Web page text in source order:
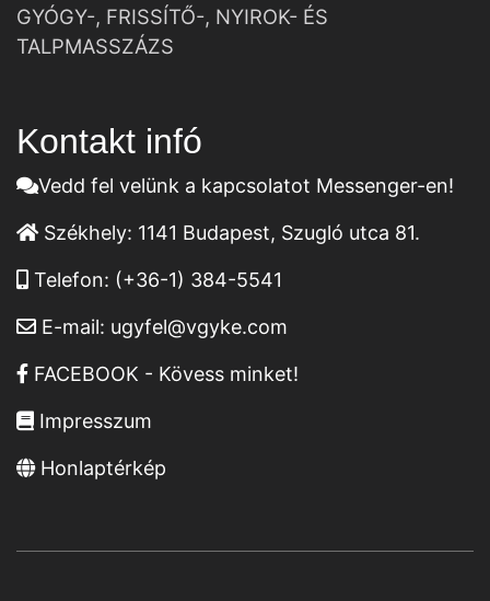
GYÓGY-, FRISSÍTŐ-, NYIROK- ÉS
TALPMASSZÁZS
Kontakt infó
Vedd fel velünk a kapcsolatot Messenger-en!
Székhely: 1141 Budapest, Szugló utca 81.
Telefon: (+36-1) 384-5541
E-mail: ugyfel@vgyke.com
FACEBOOK - Kövess minket!
Impresszum
Honlaptérkép